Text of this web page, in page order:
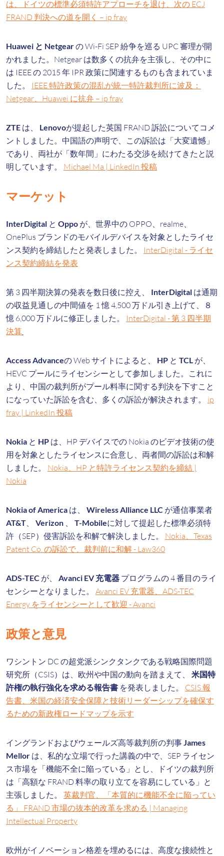
は、ドイツの標準必須特許アプローチを退け、次の ECJ
FRAND 判決への道を開く – ip fray
Huawei と Netgearの Wi-Fi SEP 紛争を巡る UPC 審理が開
かれました。Netgear は数多くの抗弁を主張し、その中に
は IEEE の 2015 年 IPR 政策に関連するものも含まれていま
した。 IEEE 特許政策の混乱が統一特許裁判所に波及：
Netgear、Huawei に抗弁 – ip fray
ZTE は、 Lenovoが提起した英国 FRAND 訴訟についてコメ
ントしました。中国語の声明で、この訴訟は「大変遺憾」
であり、両社が「数年間」にわたる交渉を続けてきたと説
明しています。 Michael Ma | LinkedIn 投稿
マーケット
InterDigital と Oppo が、世界中の OPPO、realme、
OnePlus ブランドのモバイルデバイスを対象としたライセ
ンス契約を締結したと発表しました。 InterDigital - ライセ
ンス契約締結を発表
第 3 四半期決算の発表を数日後に控え、 InterDigital は通期
の収益見通しの中間値を 1 憶 4,500 万ドル引き上げて、８
憶 6,000 万ドルに修正しました。 InterDigital - 第 3 四半期
決算
Access Advanceの Web サイトによると、 HP と TCL が、
HEVC プールにライセンシーとして参加しました。これに
より、中国の裁判所がプール料率に関する判決を下すこと
になっていた訴訟を含む、多くの訴訟が解決されます。 ip
fray | LinkedIn 投稿
Nokia と HP は、HP デバイスでの Nokia のビデオ技術の使
用を対象としたライセンスに合意し、両者間の訴訟は和解
しました。 Nokia、HP と特許ライセンス契約を締結 |
Nokia
Nokia of America は、 Wireless Alliance LLC が通信事業者
AT&T、 Verizon 、 T-Mobileに対して提起した標準必須特
許（SEP）侵害訴訟を和解で解決しました。 Nokia、Texas
Patent Co. の訴訟で、裁判前に和解 - Law360
ADS-TEC が、 Avanci EV 充電器 プログラムの 4 番目のライ
センシーとなりました。 Avanci EV 充電器、ADS-TEC
Energy をライセンシーとして歓迎 - Avanci
政策と意見
ワシントン DC の超党派シンクタンクである戦略国際問題
研究所（CSIS）は、欧州や中国の動向を踏まえて、 米国特
許権の執行強化を求める報告書 を発表しました。 CSIS 報
告書、米国の経済安全保障と技術リーダーシップを確保す
るための新政権ロードマップを示す
イングランドおよびウェールズ高等裁判所の判事James
Mellor は、私的な立場で行った講義の中で、SEP ライセン
ス市場を「機能不全に陥っている」とし、ドイツの裁判所
は「高額な FRAND 料率の取り立てを容易にしている」と
主張しました。 英裁判官、「本質的に機能不全に陥ってい
る」 FRAND 市場の抜本的改革を求める | Managing
Intellectual Property
欧州がイノベーション格差を埋めるには、高度な接続性と